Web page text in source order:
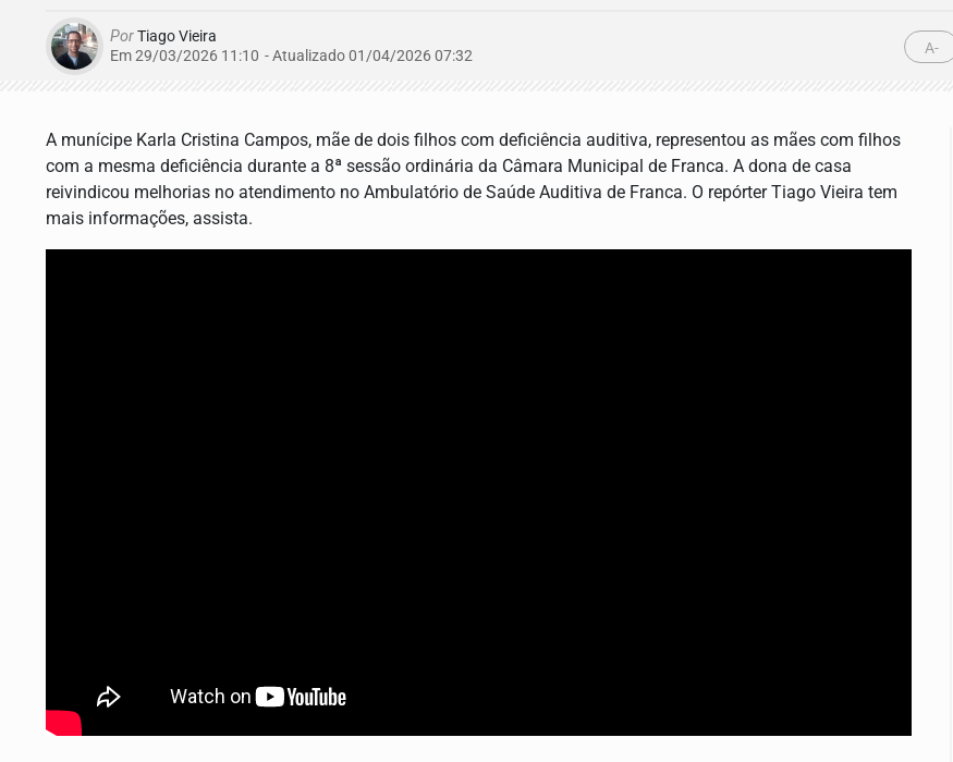
PorTiago Vieira
Em 29/03/2026 11:10 - Atualizado01/04/2026 07:32 A-
A munícipe Karla Cristina Campos, mãe de dois filhos com deficiência auditiva, representou as mães com filhos
com a mesma deficiência durante a 8ª sessão ordinária da Câmara Municipal de Franca. A dona de casa
reivindicou melhorias no atendimento no Ambulatório de Saúde Auditiva de Franca. O repórter Tiago Vieira tem
mais informações, assista.